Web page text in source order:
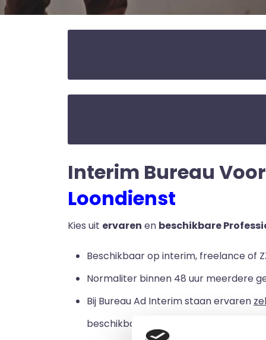
Interim Bureau
Loondienst
Kies uit ervaren en beschikbare
Beschikbaar op interim, freelance of
Normaliter binnen 48 uur meerdere
Bij Bureau Ad Interim staan ervaren
beschikbaar zijn voor een